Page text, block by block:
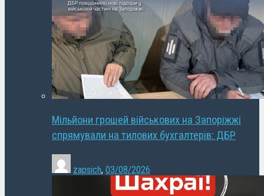
Мільйони грошей військових на Запоріжжі
спрямували на тилових бухгалтерів: ДБР
zapsich, 03/08/2026